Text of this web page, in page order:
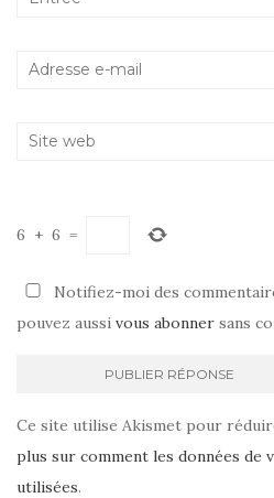
6 + 6 =
Notifiez-moi des
pouvez aussi vous abonner sans
Ce site utilise Akismet pour
plus sur comment les données de
utilisées.